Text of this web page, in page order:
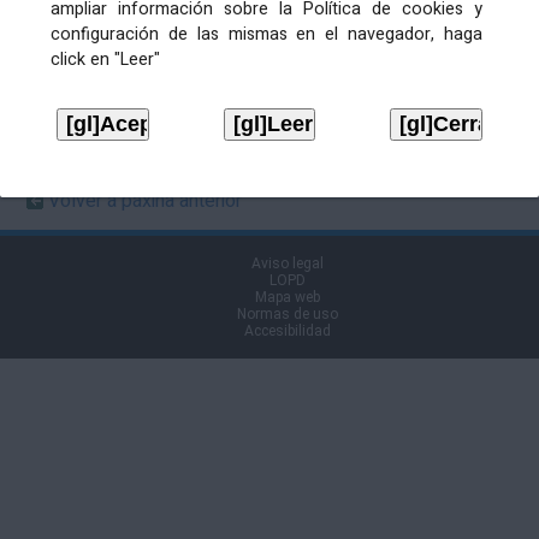
ampliar información sobre la Política de cookies y
configuración de las mismas en el navegador, haga
click en "Leer"
en Boletín
ANUNICO
Volver á páxina anterior
Aviso legal
LOPD
Mapa web
Normas de uso
Accesibilidad